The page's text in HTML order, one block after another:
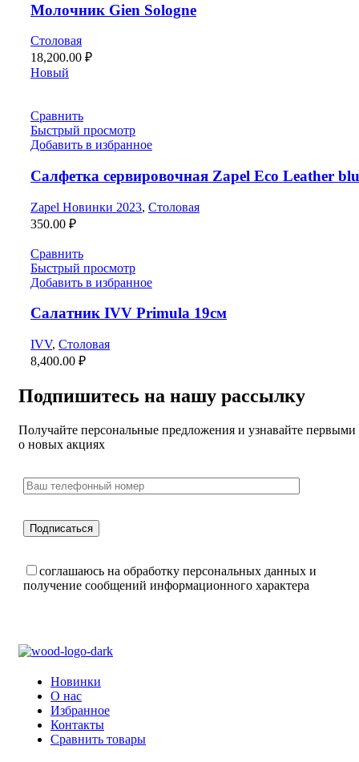
Молочник Gien Sologne
Столовая
18,200.00 ₽
Новый
Сравнить
Быстрый просмотр
Добавить в избранное
Салфетка сервировочная Zapel Eco Leather
Zapel Новинки 2023, Столовая
350.00 ₽
Сравнить
Быстрый просмотр
Добавить в избранное
Салатник IVV Primula 19см
IVV, Столовая
8,400.00 ₽
Подпишитесь на нашу рассылку
Получайте персональные предложения и узнавайте первыми
о новых акциях
соглашаюсь на обработку персональных данных и
получение сообщений информационного характера
Новинки
О нас
Избранное
Контакты
Сравнить товары